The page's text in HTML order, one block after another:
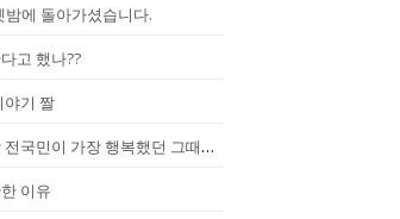
에 돌아가셨습니다.
고 했나??
야기 짤
다시는 없을 역사상 전국민이 가장 행복했던 그때.(2002년...한일월드...
이유